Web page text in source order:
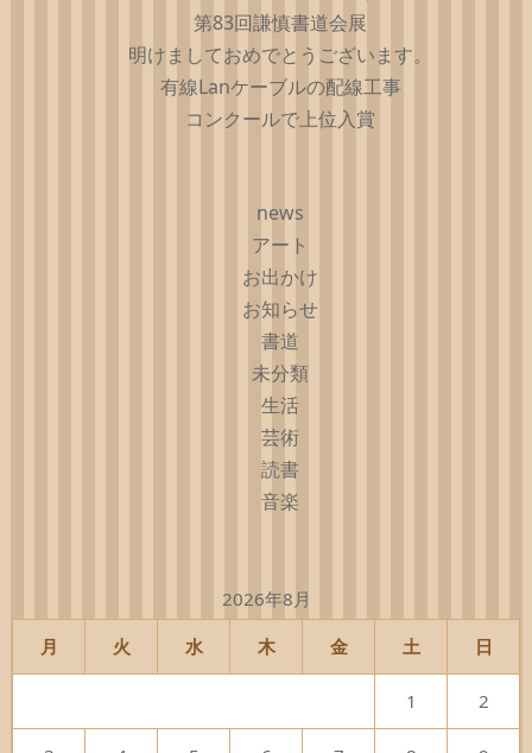
第83回謙慎書道会展
明けましておめでとうございます。
有線Lanケーブルの配線工事
コンクールで上位入賞
news
アート
お出かけ
お知らせ
書道
未分類
生活
芸術
読書
音楽
2026年8月
月 火 水 木 金 土 日
1 2